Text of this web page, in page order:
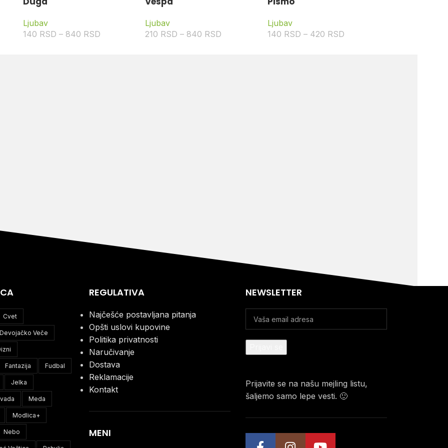
Ljubav
140 RSD – 840 RSD
Ljubav
210 RSD – 840 RSD
Ljubav
140 RSD – 420 RSD
Cvet
Devojačko Veče
Fantazija Fudbal
Jelka
Meda
Modlica+
Nebo
REGULATIVA
Najčešće postavljana pitanja
Opšti uslovi kupovine
Politika privatnosti
Naručivanje
Dostava
Reklamacije
Kontakt
MENI
NEWSLETTER
Prijavite se na našu mejling listu,
šaljemo samo lepe vesti. 🙂